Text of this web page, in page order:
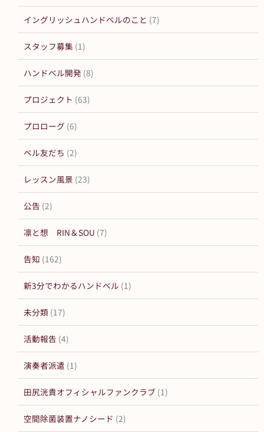
イングリッシュハンドベルのこと (7)
スタッフ募集 (1)
ハンドベル開発 (8)
プロジェクト (63)
プロローグ (6)
ベル友だち (2)
レッスン風景 (23)
公告 (2)
凛と想 RIN＆SOU (7)
告知 (162)
新3分でわかるハンドベル (1)
未分類 (17)
活動報告 (4)
演奏者派遣 (1)
田尻洸貴オフィシャルファンクラブ (1)
空間除菌装置ナノシード (2)